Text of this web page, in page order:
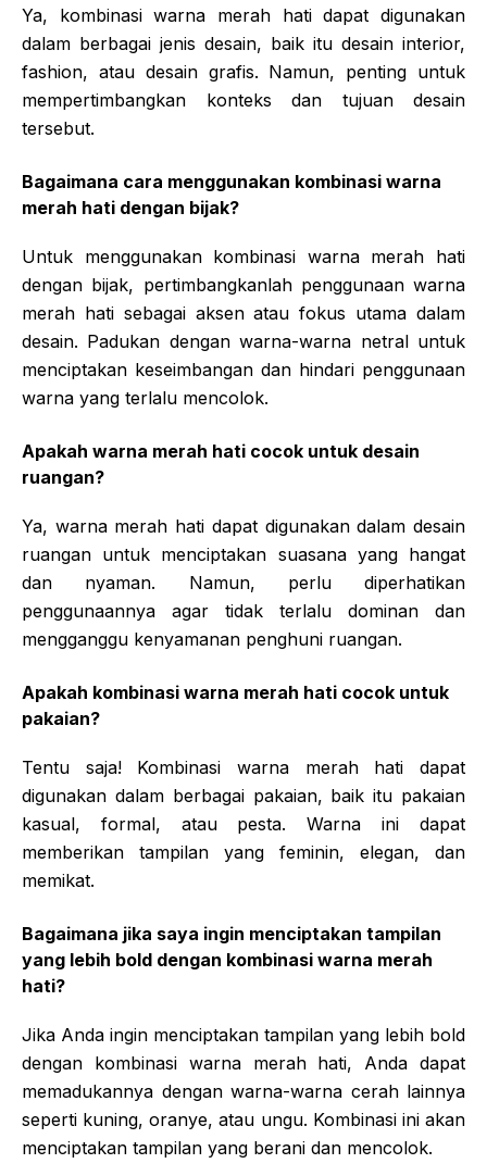
Ya, kombinasi warna merah hati dapat digunakan
dalam berbagai jenis desain, baik itu desain interior,
fashion, atau desain grafis. Namun, penting untuk
mempertimbangkan konteks dan tujuan desain
tersebut.
Bagaimana cara menggunakan kombinasi warna
merah hati dengan bijak?
Untuk menggunakan kombinasi warna merah hati
dengan bijak, pertimbangkanlah penggunaan warna
merah hati sebagai aksen atau fokus utama dalam
desain. Padukan dengan warna-warna netral untuk
menciptakan keseimbangan dan hindari penggunaan
warna yang terlalu mencolok.
Apakah warna merah hati cocok untuk desain
ruangan?
Ya, warna merah hati dapat digunakan dalam desain
ruangan untuk menciptakan suasana yang hangat
dan nyaman. Namun, perlu diperhatikan
penggunaannya agar tidak terlalu dominan dan
mengganggu kenyamanan penghuni ruangan.
Apakah kombinasi warna merah hati cocok untuk
pakaian?
Tentu saja! Kombinasi warna merah hati dapat
digunakan dalam berbagai pakaian, baik itu pakaian
kasual, formal, atau pesta. Warna ini dapat
memberikan tampilan yang feminin, elegan, dan
memikat.
Bagaimana jika saya ingin menciptakan tampilan
yang lebih bold dengan kombinasi warna merah
hati?
Jika Anda ingin menciptakan tampilan yang lebih bold
dengan kombinasi warna merah hati, Anda dapat
memadukannya dengan warna-warna cerah lainnya
seperti kuning, oranye, atau ungu. Kombinasi ini akan
menciptakan tampilan yang berani dan mencolok.